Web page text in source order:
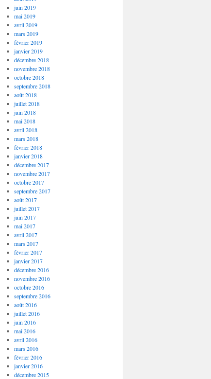
juin 2019
mai 2019
avril 2019
mars 2019
février 2019
janvier 2019
décembre 2018
novembre 2018
octobre 2018
septembre 2018
août 2018
juillet 2018
juin 2018
mai 2018
avril 2018
mars 2018
février 2018
janvier 2018
décembre 2017
novembre 2017
octobre 2017
septembre 2017
août 2017
juillet 2017
juin 2017
mai 2017
avril 2017
mars 2017
février 2017
janvier 2017
décembre 2016
novembre 2016
octobre 2016
septembre 2016
août 2016
juillet 2016
juin 2016
mai 2016
avril 2016
mars 2016
février 2016
janvier 2016
décembre 2015